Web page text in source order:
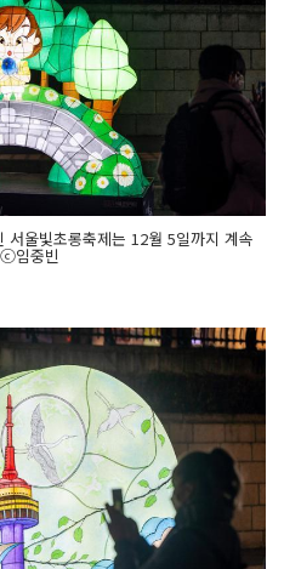
서울빛초롱축제는 12월 5일까지 계속
임중빈